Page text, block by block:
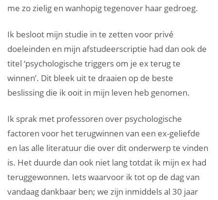
me zo zielig en wanhopig tegenover haar gedroeg.
Ik besloot mijn studie in te zetten voor privé
doeleinden en mijn afstudeerscriptie had dan ook de
titel ‘psychologische triggers om je ex terug te
winnen’. Dit bleek uit te draaien op de beste
beslissing die ik ooit in mijn leven heb genomen.
Ik sprak met professoren over psychologische
factoren voor het terugwinnen van een ex-geliefde
en las alle literatuur die over dit onderwerp te vinden
is. Het duurde dan ook niet lang totdat ik mijn ex had
teruggewonnen. Iets waarvoor ik tot op de dag van
vandaag dankbaar ben; we zijn inmiddels al 30 jaar